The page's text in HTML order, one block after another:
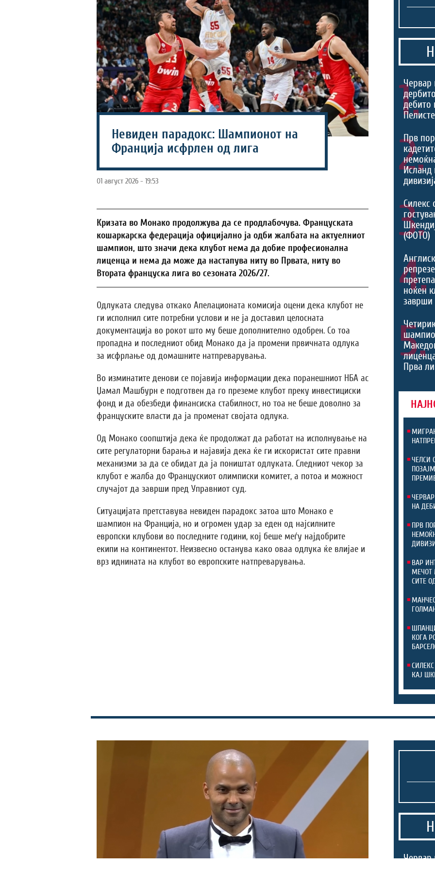
Невиден парадокс: Шампионот на
Франција исфрлен од лига
01 август 2026 - 19:53
Кризата во Монако продолжува да се продлабочува. Француската
кошаркарска федерација официјално ја одби жалбата на актуелниот
шампион, што значи дека клубот нема да добие професионална
лиценца и нема да може да настапува ниту во Првата, ниту во
Втората француска лига во сезоната 2026/27.
Одлуката следува откако Апелационата комисија оцени дека клубот не
ги исполнил сите потребни услови и не ја доставил целосната
документација во рокот што му беше дополнително одобрен. Со тоа
пропадна и последниот обид Монако да ја промени првичната одлука
за исфрлање од домашните натпреварувања.
Во изминатите денови се појавија информации дека поранешниот НБА ас
Џамал Машбурн е подготвен да го преземе клубот преку инвестициски
фонд и да обезбеди финансиска стабилност, но тоа не беше доволно за
француските власти да ја променат својата одлука.
Од Монако соопштија дека ќе продолжат да работат на исполнување на
сите регулаторни барања и најавија дека ќе ги искористат сите правни
механизми за да се обидат да ја поништат одлуката. Следниот чекор за
клубот е жалба до Францускиот олимписки комитет, а потоа и можност
случајот да заврши пред Управниот суд.
Ситуацијата претставува невиден парадокс затоа што Монако е
шампион на Франција, но и огромен удар за еден од најсилните
европски клубови во последните години, кој беше меѓу најдобрите
екипи на континентот. Неизвесно останува како оваа одлука ќе влијае и
врз иднината на клубот во европските натпреварувања.
1.
Червар
дебито
2.
Прв
Исланд
3.
Силекс
(ФОТО)
4.
ноќен
заврши
5.
Прва
ЧЕЛСИ
НА
ПРВ
ВАР
МЕЧОТ
СИТЕ
КОГА
КАЈ
Червар